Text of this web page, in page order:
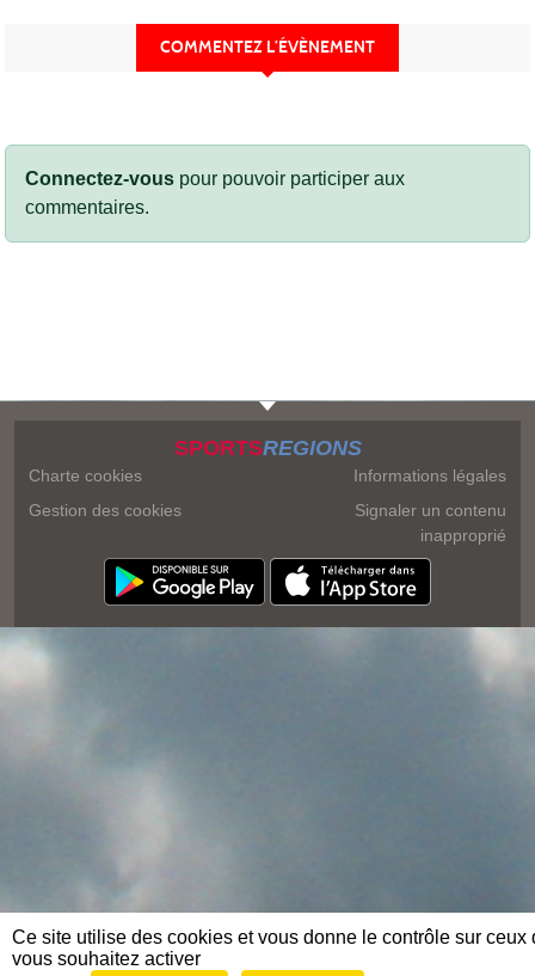
COMMENTEZ L’ÉVÈNEMENT
Connectez-vous pour pouvoir participer aux
commentaires.
SPORTSREGIONS
Charte cookies
Gestion des cookies
Informations légales
Signaler un contenu
inapproprié
Ce site utilise des cookies et vous donne le contrôle sur ceux
vous souhaitez activer